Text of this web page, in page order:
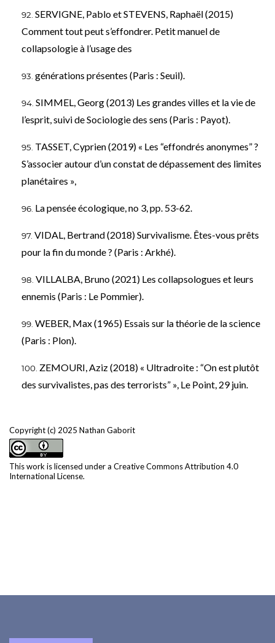
Copyright (c) 2025 Nathan Gaborit
This work is licensed under a Creative Commons Attribution 4.0
International License.
SERVIGNE, Pablo et STEVENS, Raphaël (2015)
Comment tout peut s’effondrer. Petit manuel de
collapsologie à l’usage des
générations présentes (Paris : Seuil).
SIMMEL, Georg (2013) Les grandes villes et la vie de
l’esprit, suivi de Sociologie des sens (Paris : Payot).
TASSET, Cyprien (2019) « Les “effondrés anonymes” ?
S’associer autour d’un constat de dépassement des limites
planétaires »,
La pensée écologique, no 3, pp. 53-62.
VIDAL, Bertrand (2018) Survivalisme. Êtes-vous prêts
pour la fin du monde ? (Paris : Arkhé).
VILLALBA, Bruno (2021) Les collapsologues et leurs
ennemis (Paris : Le Pommier).
WEBER, Max (1965) Essais sur la théorie de la science
(Paris : Plon).
ZEMOURI, Aziz (2018) « Ultradroite : “On est plutôt
des survivalistes, pas des terrorists” », Le Point, 29 juin.